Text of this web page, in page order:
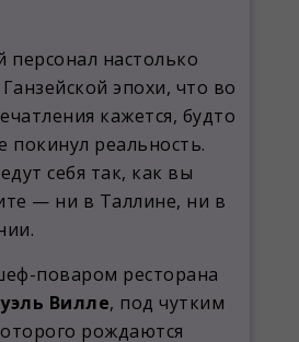
настолько
эпохи, что во
кажется, будто
покинул реальность.
себя так, как вы
— ни в Таллине, ни в
поваром ресторана
Вилле, под чутким
рождаются